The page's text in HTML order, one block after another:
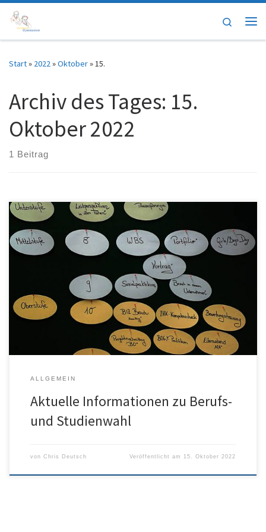
Zum Inhalt springen
Search
Start» 2022»Oktober»15.
Archiv des Tages: 15.
Oktober 2022
1 Beitrag
In unseren 10. Klassen wird im Rahmen unserer Berufsorientierung
auch immer eine Information der Eltern durchgeführt. Hier finden
Sie die Präsentation zum Download als PDF. Vielen Dank an dieser
Stelle an Frau Reepschläger für die tolle Unterstützung in diesem
Bereich!
ALLGEMEIN
Aktuelle Informationen zu Berufs-
und Studienwahl
von Chris Deutsch Veröffentlicht am 15. Oktober 2022